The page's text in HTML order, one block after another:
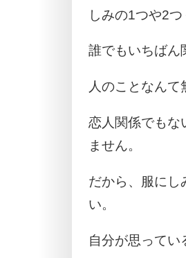
しみの1つや2
誰でもいちばん
人のことなんて
恋人関係でもな
ません。
だから、服にし
い。
自分が思ってい